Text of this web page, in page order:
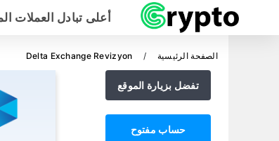
أعلى تبادل العملات
الصفحة الرئيسية Delta Exchange Revizyon
تفضل بزيارة الموقع
حساب مفتوح